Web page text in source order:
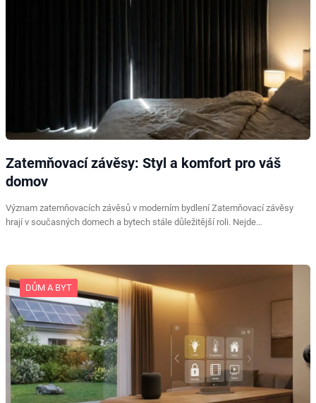
Zatemňovací závěsy: Styl a komfort pro váš
domov
Význam zatemňovacích závěsů v moderním bydlení Zatemňovací závěsy
hrají v současných domech a bytech stále důležitější roli. Nejde…
DŮM A BYT